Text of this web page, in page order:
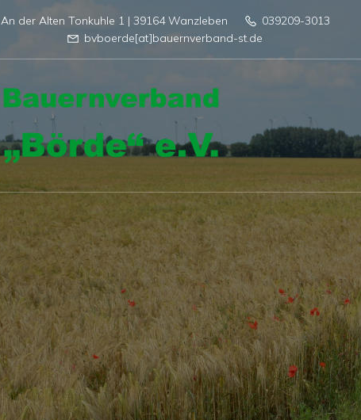
An der Alten Tonkuhle 1 | 39164 Wanzleben
039209-3013
bvboerde[at]bauernverband-st.de